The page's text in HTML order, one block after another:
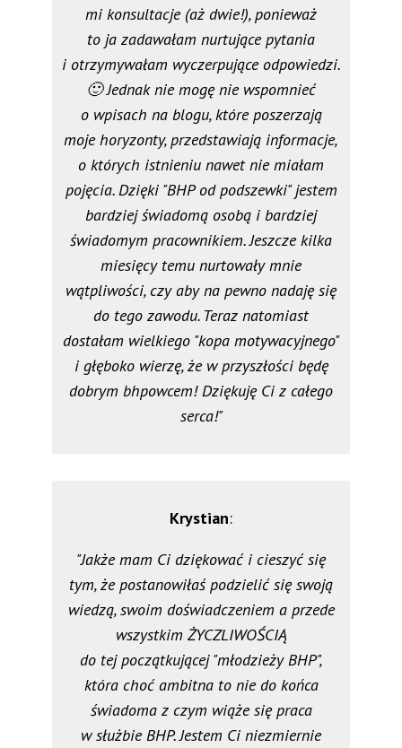
mi konsultacje (aż dwie!), ponieważ
to ja zadawałam nurtujące pytania
i otrzymywałam wyczerpujące odpowiedzi.
🙂 Jednak nie mogę nie wspomnieć
o wpisach na blogu, które poszerzają
moje horyzonty, przedstawiają informacje,
o których istnieniu nawet nie miałam
pojęcia. Dzięki "BHP od podszewki" jestem
bardziej świadomą osobą i bardziej
świadomym pracownikiem. Jeszcze kilka
miesięcy temu nurtowały mnie
wątpliwości, czy aby na pewno nadaję się
do tego zawodu. Teraz natomiast
dostałam wielkiego "kopa motywacyjnego"
i głęboko wierzę, że w przyszłości będę
dobrym bhpowcem! Dziękuję Ci z całego
serca!"
Krystian:
"Jakże mam Ci dziękować i cieszyć się
tym, że postanowiłaś podzielić się swoją
wiedzą, swoim doświadczeniem a przede
wszystkim ŻYCZLIWOŚCIĄ
do tej początkującej "młodzieży BHP",
która choć ambitna to nie do końca
świadoma z czym wiąże się praca
w służbie BHP. Jestem Ci niezmiernie